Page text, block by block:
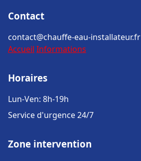
Contact
contact@chauffe-eau-installateur.fr
Accueil Informations
Horaires
Lun-Ven: 8h-19h
Service d'urgence 24/7
Zone intervention